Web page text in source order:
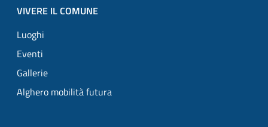
VIVERE IL COMUNE
Luoghi
Eventi
Gallerie
Alghero mobilità futura